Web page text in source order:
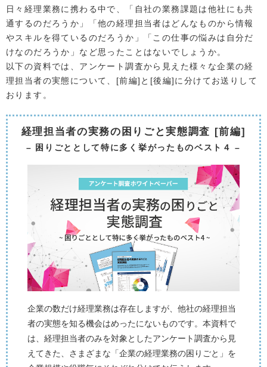
日々経理業務に携わる中で、「自社の業務課題は他社にも共
通するのだろうか」「他の経理担当者はどんなものから情報
やスキルを得ているのだろうか」「この仕事の悩みは自分だ
けなのだろうか」など思ったことはないでしょうか。
以下の資料では、アンケート調査から見えた様々な企業の経
理担当者の実態について、[前編]と[後編]に分けてお送りして
おります。
経理担当者の実務の困りごと実態調査 [前編]
– 困りごととして特に多く挙がったものベスト４ –
企業の数だけ経理業務は存在しますが、他社の経理担当
者の実態を知る機会はめったにないものです。本資料で
は、経理担当者のみを対象としたアンケート調査から見
えてきた、さまざまな「企業の経理業務の困りごと」を